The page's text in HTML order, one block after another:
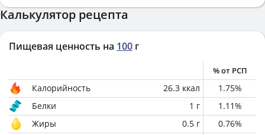
Калькулятор рецепта
Пищевая ценность на 100 г
% от РСП
Калорийность 26.3 ккал 1.75%
Белки
1 г 1.11%
Жиры
0.5 г 0.76%